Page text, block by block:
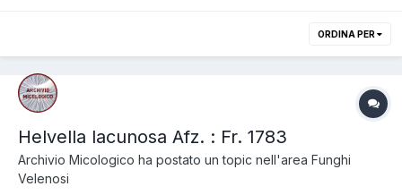
ORDINA PER
Helvella lacunosa Afz. : Fr. 1783
Archivio Micologico ha postato un topic nell'area Funghi
Velenosi